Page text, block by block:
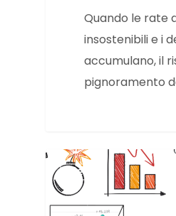
Quando le rate
insostenibili e i
accumulano, il
pignoramento
News